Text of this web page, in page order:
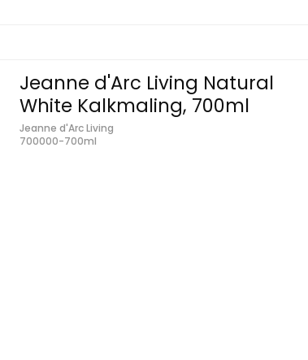
Jeanne d'Arc Living Natural
White Kalkmaling, 700ml
Jeanne d'Arc Living
700000-700ml